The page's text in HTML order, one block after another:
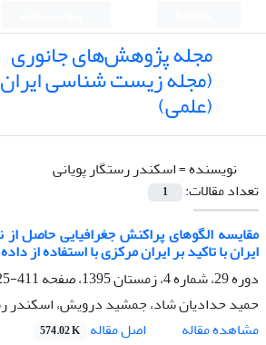
مجله پژوهش‌های جانوری
(مجله زیست شناسی
(علمی)
نویسنده =اسکندر رستگار پویانی
تعداد مقالات:
1
مقایسه الگوهای پراکنش جغرافیایی حاصل از
ایران با تاکید بر ایران مرکزی با استفاده از
دوره 29، شماره 4، زمستان 1395، صفحه
411-425
حمید حدادیان شاد، جمشید درویش، اسکندر
مشاهده مقاله
اصل مقاله 574.02 K